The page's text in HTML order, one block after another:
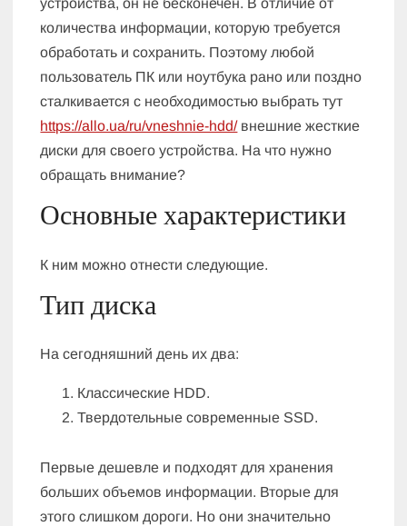
устройства, он не бесконечен. В отличие от
количества информации, которую требуется
обработать и сохранить. Поэтому любой
пользователь ПК или ноутбука рано или поздно
сталкивается с необходимостью выбрать тут
https://allo.ua/ru/vneshnie-hdd/внешние жесткие
диски для своего устройства. На что нужно
обращать внимание?
Основные характеристики
К ним можно отнести следующие.
Тип диска
На сегодняшний день их два:
Классические HDD.
Твердотельные современные SSD.
Первые дешевле и подходят для хранения
больших объемов информации. Вторые для
этого слишком дороги. Но они значительно